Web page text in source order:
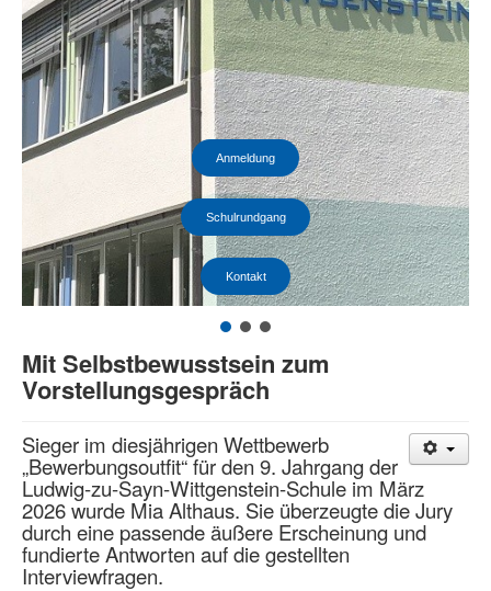
Anmeldung
Schulrundgang
Kontakt
Mit Selbstbewusstsein zum
Vorstellungsgespräch
Sieger im diesjährigen Wettbewerb
„Bewerbungsoutfit“ für den 9. Jahrgang der
Ludwig-zu-Sayn-Wittgenstein-Schule im März
2026 wurde Mia Althaus. Sie überzeugte die Jury
durch eine passende äußere Erscheinung und
fundierte Antworten auf die gestellten
Interviewfragen.